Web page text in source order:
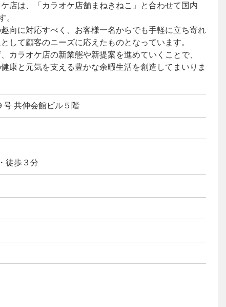
店は、「カラオケ店舗まねきねこ」と合わせて国内
。
向に対応すべく、お客様一名からでも手軽に立ち寄れ
して顧客のニーズに応えたものとなっています。
カラオケ店の新業態や新提案を進めていくことで、
康と元気を支える豊かな余暇生活を創造してまいりま
号 共伸会館ビル５階
徒歩３分